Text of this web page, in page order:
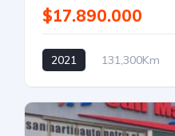
$17.890.000
2021 131,300Km